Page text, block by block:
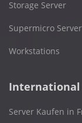
Storage Server
Supermicro Server
Workstations
International
Server Kaufen in